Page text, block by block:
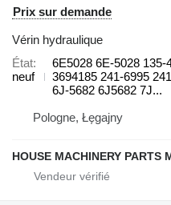
Prix sur demande
Vérin hydraulique
État
neuf
6E5028 6E-5028 135-
3694185 241-6995
6J-5682 6J5682 7J...
Pologne, Łęgajny
HOUSE MACHINERY PARTS